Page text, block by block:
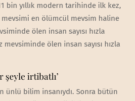
bin yıllık modern tarihinde ilk kez,
mevsimi en ölümcül mevsim haline
ölen insan sayısı hızla
mevsiminde ölen insan sayısı hızla
şeyle irtibatlı’
ünlü bilim insanıydı. Sonra bütün